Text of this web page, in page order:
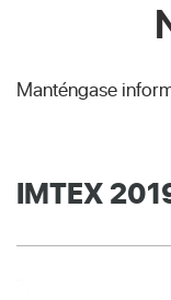
Manténgase
IMTEX